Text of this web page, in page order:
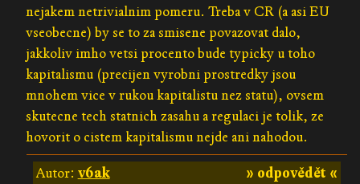
nejakem netrivialnim pomeru. Treba v CR (a asi EU
vseobecne) by se to za smisene povazovat dalo,
jakkoliv imho vetsi procento bude typicky u toho
kapitalismu (precijen vyrobni prostredky jsou
mnohem vice v rukou kapitalistu nez statu), ovsem
skutecne tech statnich zasahu a regulaci je tolik, ze
hovorit o cistem kapitalismu nejde ani nahodou.
» odpovědět «
Autor: v6ak